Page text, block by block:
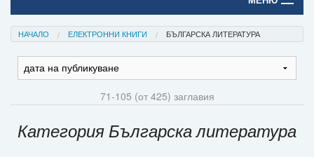
Начало
Печатни книги
Е-списания
НАЧАЛО ЕЛЕКТРОННИ КНИГИ БЪЛГАРСКА ЛИТЕРАТУРА
71-105 (от 425) заглавия
Категория Българска литература